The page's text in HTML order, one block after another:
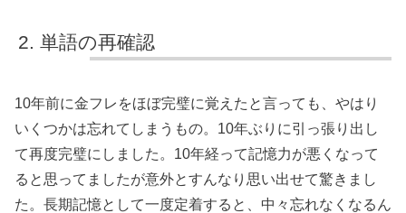
単語の再確認
10年前に金フレをほぼ完璧に覚えたと言っても、やはり
いくつかは忘れてしまうもの。10年ぶりに引っ張り出し
て再度完璧にしました。10年経って記憶力が悪くなって
ると思ってましたが意外とすんなり思い出せて驚きまし
た。長期記憶として一度定着すると、中々忘れなくなるん